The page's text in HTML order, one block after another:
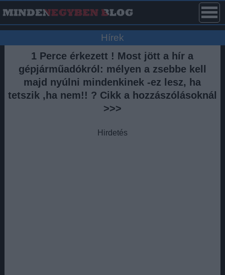
Hírek
1 Perce érkezett ! Most jött a hír a
gépjárműadókról: mélyen a zsebbe kell
majd nyúlni mindenkinek -ez lesz, ha
tetszik ,ha nem!! ? Cikk a hozzászólásoknál
>>>
Hirdetés